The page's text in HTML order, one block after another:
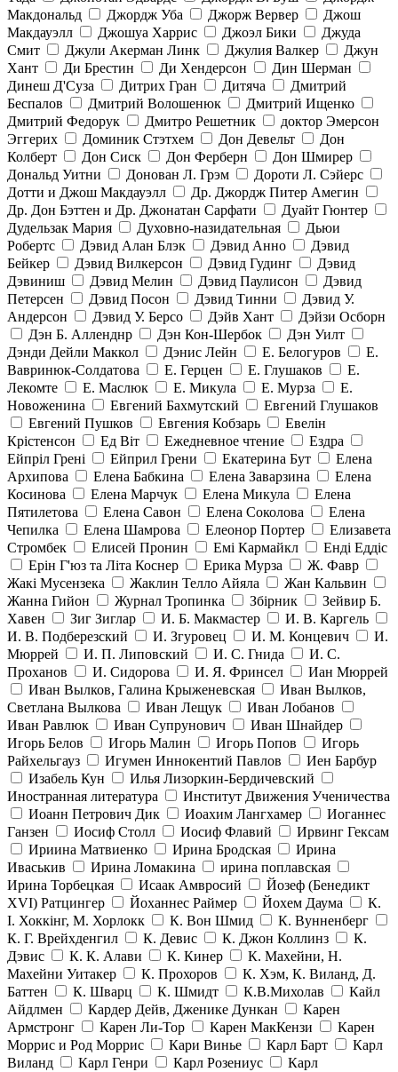
Макдональд
Джордж Уба Джорж Вервер
Джош
Макдауэлл
Джошуа Харрис Джоэл Бики
Джуда
Смит
Джули Акерман Линк Джулия Валкер
Джун
Хант
Ди Брестин Ди Хендерсон
Дин Шерман
Динеш Д'Суза
Дитрих Гран Дитяча
Дмитрий
Беспалов
Дмитрий Волошенюк
Дмитрий Ищенко
Дмитрий Федорук
Дмитро Решетник
доктор Эмерсон
Эггерих
Доминик Стэтхем Дон Девельт
Дон
Колберт
Дон Сиск Дон Ферберн
Дон Шмирер
Дональд Уитни
Донован Л. Грэм
Дороти Л. Сэйерс
Дотти и Джош Макдауэлл
Др. Джордж Питер Амегин
Др. Дон Бэттен и Др. Джонатан Сарфати
Дуайт Гюнтер
Дудельзак Мария
Духовно-назидательная
Дьюи
Робертс
Дэвид Алан Блэк Дэвид Анно
Дэвид
Бейкер
Дэвид Вилкерсон Дэвид Гудинг
Дэвид
Дэвиниш
Дэвид Мелин Дэвид Паулисон
Дэвид
Петерсен
Дэвид Посон Дэвид Тинни
Дэвид У.
Андерсон
Дэвид У. Берсо Дэйв Хант
Дэйзи Осборн
Дэн Б. Алленднр
Дэн Кон-Шербок
Дэн Уилт
Дэнди Дейли Маккол
Дэнис Лейн Е. Белогуров
Е.
Вавринюк-Солдатова
Е. Герцен Е. Глушаков
Е.
Лекомте
Е. Маслюк Е. Микула Е. Мурза
Е.
Новоженина
Евгений Бахмутский
Евгений Глушаков
Евгений Пушков
Евгения Кобзарь
Евелін
Крістенсон
Ед Віт Ежедневное чтение
Ездра
Ейпріл Грені
Ейприл Грени Екатерина Бут
Елена
Архипова
Елена Бабкина Елена Заварзина
Елена
Косинова
Елена Марчук Елена Микула
Елена
Пятилетова
Елена Савон Елена Соколова
Елена
Чепилка
Елена Шамрова Елеонор Портер
Елизавета
Стромбек
Елисей Пронин Емі Кармайкл
Ендi Еддiс
Ерін Г'юз та Літа Коснер
Ерика Мурза
Ж. Фавр
Жакі Мусензека
Жаклин Телло Айяла
Жан Кальвин
Жанна Гийон
Журнал Тропинка Збірник
Зейвир Б.
Хавен
Зиг Зиглар И. Б. Макмастер
И. В. Каргель
И. В. Подберезский
И. Згуровец И. М. Концевич
И.
Мюррей
И. П. Липовский И. С. Гнида
И. С.
Проханов
И. Сидорова И. Я. Фринсел
Иан Мюррей
Иван Вылков, Галина Крыженевская
Иван Вылков,
Светлана Вылкова
Иван Лещук
Иван Лобанов
Иван Равлюк
Иван Супрунович
Иван Шнайдер
Игорь Белов
Игорь Малин Игорь Попов
Игорь
Райхельгауз
Игумен Иннокентий Павлов
Иен Барбур
Изабель Кун
Илья Лизоркин-Бердичевский
Иностранная литература
Институт Движения Ученичества
Иоанн Петрович Дик
Иоахим Лангхамер
Иоганнес
Ганзен
Иосиф Столл Иосиф Флавий
Ирвинг Гексам
Ириина Матвиенко
Ирина Бродская
Ирина
Иваськив
Ирина Ломакина
ирина поплавская
Ирина Торбецкая
Исаак Амвросий
Йозеф (Бенедикт
ХVI) Ратцингер
Йоханнес Раймер Йохем Даума
К.
І. Хоккінг, М. Хорлокк
К. Вон Шмид
К. Вунненберг
К. Г. Врейхденгил
К. Девис К. Джон Коллинз
К.
Дэвис
К. К. Алави К. Кинер
К. Махейни, Н.
Махейни Уитакер
К. Прохоров
К. Хэм, К. Виланд, Д.
Баттен
К. Шварц К. Шмидт К.В.Михолав
Кайл
Айдлмен
Кардер Дейв, Дженике Дункан
Карен
Армстронг
Карен Ли-Тор Карен МакКензи
Карен
Моррис и Род Моррис
Кари Винье Карл Барт
Карл
Виланд
Карл Генри Карл Розениус
Карл